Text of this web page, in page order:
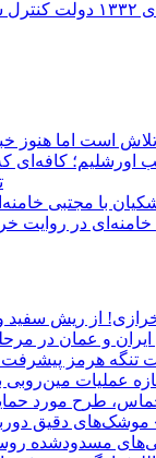
است اما هنوز
کافه‌ای
پزشکیان با مجتبی
خرازی! از ریش
ایران و عمان در
تنگه هرمز
عملیات مین‌روبی
طرح مورد
موشک‌های دقیق